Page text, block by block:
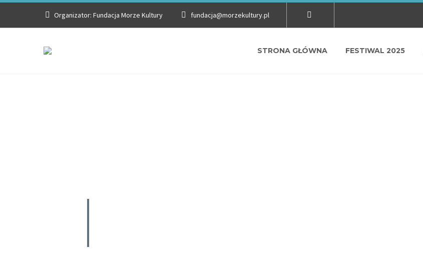
Organizator: Fundacja Morze Kultury fundacja@morzekultury.pl
STRONA GŁÓWNA FESTIWAL 2025